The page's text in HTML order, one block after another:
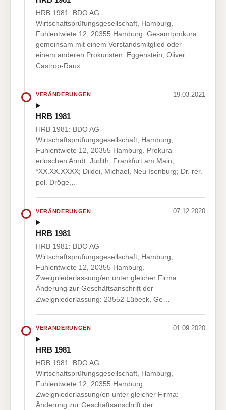
HRB 1981: BDO AG
Wirtschaftsprüfungsgesellschaft, Hamburg,
Fuhlentwiete 12, 20355 Hamburg. Gesamtprokura
gemeinsam mit einem Vorstandsmitglied oder
einem anderen Prokuristen: Eggenstein, Oliver,
Castrop-Raux…
VERÄNDERUNGEN 19.03.2021
HRB 1981
HRB 1981: BDO AG
Wirtschaftsprüfungsgesellschaft, Hamburg,
Fuhlentwiete 12, 20355 Hamburg. Prokura
erloschen Arndt, Judith, Frankfurt am Main,
*XX.XX.XXXX; Dildei, Michael, Neu Isenburg; Dr. rer.
pol. Dröge,…
VERÄNDERUNGEN 07.12.2020
HRB 1981
HRB 1981: BDO AG
Wirtschaftsprüfungsgesellschaft, Hamburg,
Fuhlentwiete 12, 20355 Hamburg.
Zweigniederlassung/en unter gleicher Firma:
Änderung zur Geschäftsanschrift der
Zweigniederlassung: 23552 Lübeck, Ge…
VERÄNDERUNGEN 01.09.2020
HRB 1981
HRB 1981: BDO AG
Wirtschaftsprüfungsgesellschaft, Hamburg,
Fuhlentwiete 12, 20355 Hamburg.
Zweigniederlassung/en unter gleicher Firma:
Änderung zur Geschäftsanschrift der